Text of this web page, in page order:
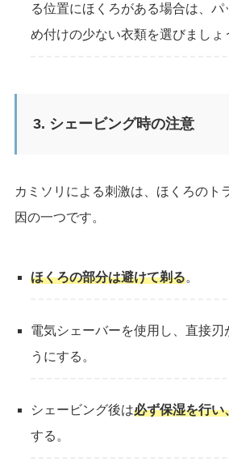
る位置にほくろがある場合は、
め付けの少ない衣類を選びましょ
3. シェービング時の注意
カミソリによる刺激は、ほくろのト
因の一つです。
ほくろの部分は避けて剃る。
電気シェーバーを使用し、直接刃
うにする。
シェービング後は必ず保湿を行い
する。